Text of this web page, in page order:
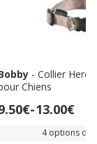
- Collier
Chiens
-13.00€
4 options de